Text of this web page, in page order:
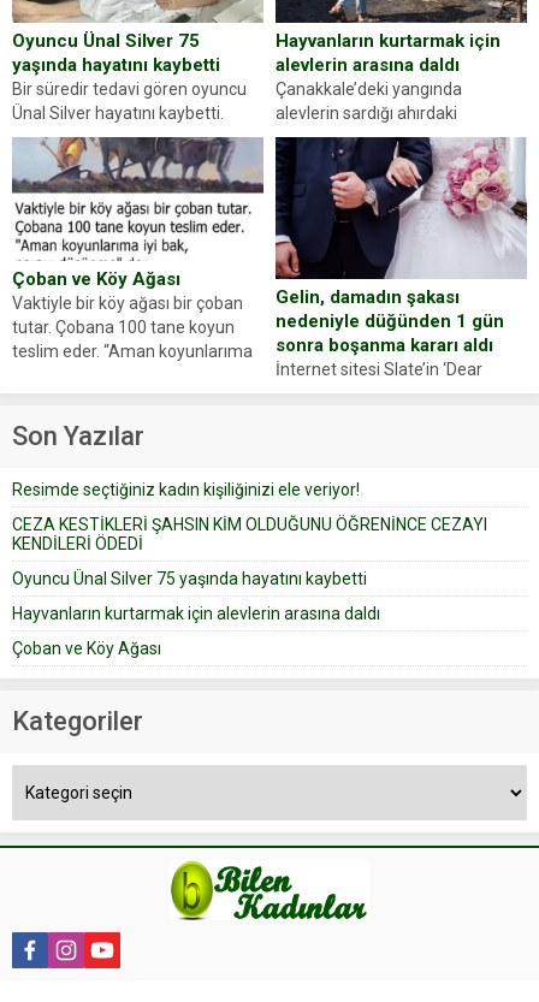
Oyuncu Ünal Silver 75
yaşında hayatını kaybetti
Bir süredir tedavi gören oyuncu
Ünal Silver hayatını kaybetti.
Haberi, oyuncunun menajerlik
ajansı duyurdu. Renda Güner,
sosyal medya hesabında “Usta
Oyuncumuz ve çok değerli
dostumuz...
Hayvanların kurtarmak için
alevlerin arasına daldı
Çanakkale’deki yangında
alevlerin sardığı ahırdaki
hayvanlarını kurtarmak isteyen
Zeki Demir (66) ölümden döndü.
Yüzünde ve ellerinde yanıklar
oluşan Demir, kâbus dolu anları
anlattı… Merkeze bağlı...
Çoban ve Köy Ağası
Vaktiyle bir köy ağası bir çoban
tutar. Çobana 100 tane koyun
teslim eder. “Aman koyunlarıma
Çoban koyunları alır gider. Aylar...
Gelin, damadın şakası
nedeniyle düğünden 1 gün
sonra boşanma kararı aldı
İnternet sitesi Slate’in ‘Dear
Prudence’ isimli tavsiye köşesine
yapıştırdığı için düğünden...
Son Yazılar
Resimde seçtiğiniz kadın kişiliğinizi ele veriyor!
CEZA KESTİKLERİ ŞAHSIN KİM OLDUĞUNU ÖĞRENİNCE CEZAYI
KENDİLERİ ÖDEDİ
Oyuncu Ünal Silver 75 yaşında hayatını kaybetti
Hayvanların kurtarmak için alevlerin arasına daldı
Çoban ve Köy Ağası
Kategoriler